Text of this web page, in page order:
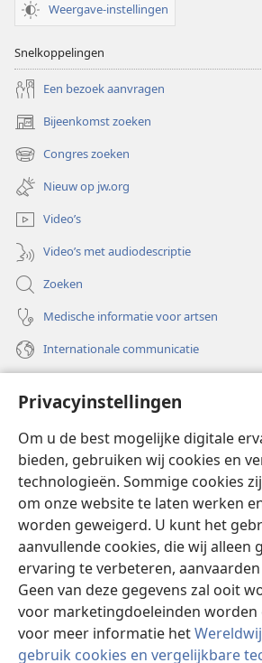
Privacyinstellingen
Om u de best mogelijke digitale
bieden, gebruiken wij cookies en
technologieën. Sommige cookies
om onze website te laten werken
worden geweigerd. U kunt het
aanvullende cookies, die wij alleen
ervaring te verbeteren,
Geen van deze gegevens zal ooit
voor marketingdoeleinden worden
voor meer informatie het
gebruik cookies en vergelijkbare
Weergave-instellingen
Snelkoppelingen
Een bezoek aanvragen
Bijeenkomst zoeken
(opent
nieuw
venster)
Congres zoeken
(opent
nieuw
venster)
Nieuw op jw.org
Video’s
Video’s met audiodescriptie
Zoeken
Medische informatie voor artsen
Internationale communicatie
(opent
nieuw
venster)Watchtower ONLINE LIBRARY™
(opent
nieuw
venster)JW Hub ®
(opent
nieuw
venster)
®
Watchtower Library